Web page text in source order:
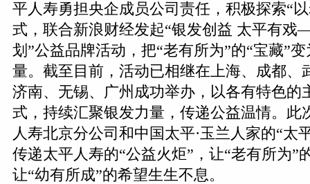
平人寿勇担央企成员公司责任，积极探索“
式，联合新浪财经发起“银发创益 太平有
划”公益品牌活动，把“老有所为”的“宝藏”
量。截至目前，活动已相继在上海、成都、
济南、无锡、广州成功举办，以各有特色的
式，持续汇聚银发力量，传递公益温情。此
人寿北京分公司和中国太平·玉兰人家的“太
传递太平人寿的“公益火炬”，让“老有所为”
让“幼有所成”的希望生生不息。